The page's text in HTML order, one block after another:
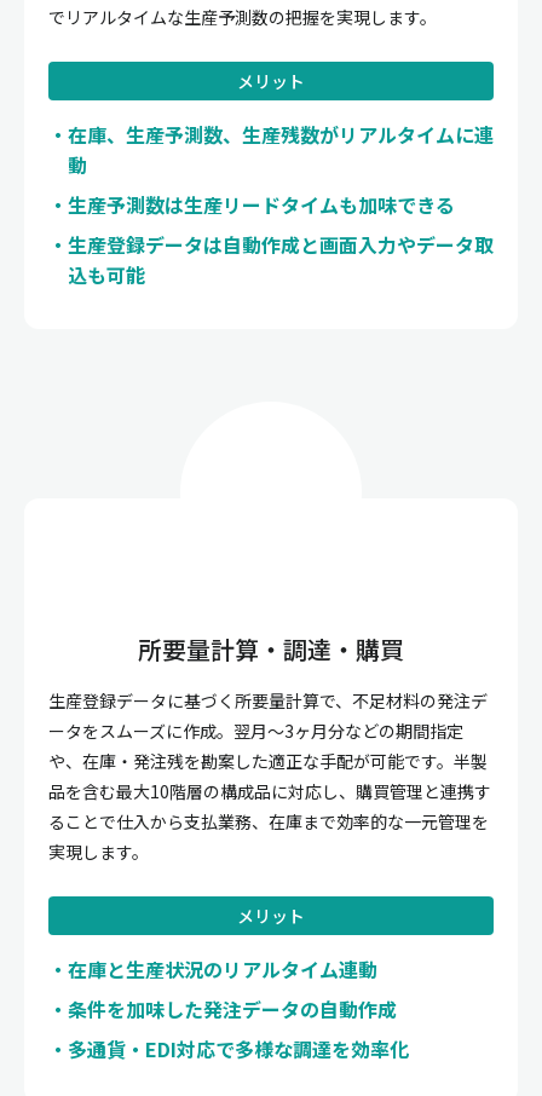
でリアルタイムな生産予測数の把握を実現します。
メリット
在庫、生産予測数、生産残数がリアルタイムに連
動
生産予測数は生産リードタイムも加味できる
生産登録データは自動作成と画面入力やデータ取
込も可能
所要量計算・調達・購買
生産登録データに基づく所要量計算で、不足材料の発注デ
ータをスムーズに作成。翌月〜3ヶ月分などの期間指定
や、在庫・発注残を勘案した適正な手配が可能です。半製
品を含む最大10階層の構成品に対応し、購買管理と連携す
ることで仕入から支払業務、在庫まで効率的な一元管理を
実現します。
メリット
在庫と生産状況のリアルタイム連動
条件を加味した発注データの自動作成
多通貨・EDI対応で多様な調達を効率化